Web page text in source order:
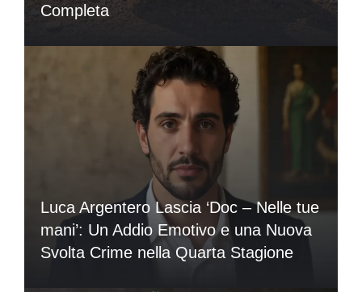
Completa
Luca Argentero Lascia ‘Doc – Nelle tue
mani’: Un Addio Emotivo e una Nuova
Svolta Crime nella Quarta Stagione